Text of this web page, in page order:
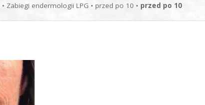
• Zabiegi endermologii LPG • przed po 10 • przed po 10